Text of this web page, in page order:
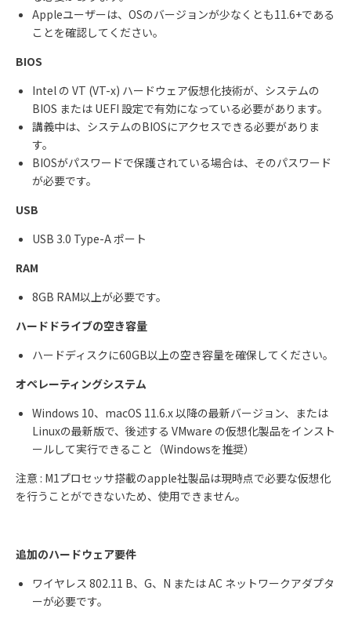
Appleユーザーは、 OSのバージョンが少なくとも11.6+である
ことを確認してください。
BIOS
Intel の VT (VT-x) ハードウェア仮想化技術が、システムの
BIOS または UEFI 設定で有効になっている必要があります。
講義中は、システムのBIOSにアクセスできる必要がありま
す。
BIOSがパスワードで保護されている場合は、そのパスワード
が必要です。
USB
USB 3.0 Type-Aポート
RAM
8GB RAM以上が必要です。
ハードドライブの空き容量
ハードディスクに60GB以上の空き容量を確保してください。
オペレーティングシステム
Windows 10、macOS 11.6.x 以降の最新バージョン、または
Linuxの最新版で、後述する VMware の仮想化製品をインスト
ールして実行できること（Windowsを推奨）
注意 : M1プロセッサ搭載のapple社製品は現時点で必要な仮想化
を行うことができないため、使用できません。
追加のハードウェア要件
ワイヤレス 802.11 B、 G、 N またはAC ネットワークアダプタ
ーが必要です。